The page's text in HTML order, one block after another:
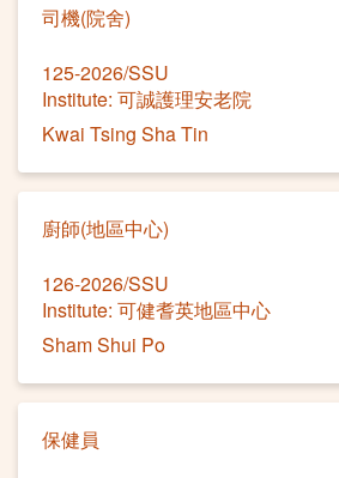
司機(院舍)
125-2026/SSU
Institute: 可誠護理安老院
Kwai Tsing Sha Tin
廚師(地區中心)
126-2026/SSU
Institute: 可健耆英地區中心
Sham Shui Po
保健員